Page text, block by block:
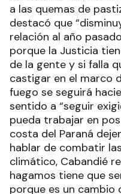
a las quemas de
destacó que
relación al año
porque la Justicia
de la gente y si falla
castigar en el marco
fuego se seguirá
sentido a “seguir
pueda trabajar en
costa del Paraná
hablar de combatir
climático, Cabandié
hagamos tiene que
porque es un